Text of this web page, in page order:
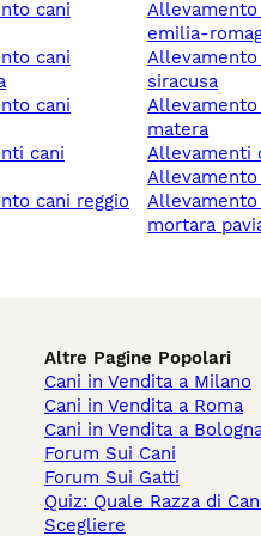
allevamento cani
emilia-
allevamento cani
siracusa
allevamento cani
matera
allevamento cani
mortara
Altre Pagine Popolari
Cani in Vendita a Milano
Cani in Vendita a Roma
Cani in Vendita a
Forum Sui Cani
Forum Sui Gatti
Quiz: Quale Razza di
Scegliere